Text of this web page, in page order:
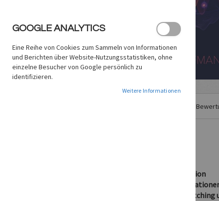
• Abwechslung durch geschickte Manipulation
• Gekonntes Re-Arrangement und
• Loops spannend gestalten mit Timestretching
GOOGLE ANALYTICS
Eine Reihe von Cookies zum Sammeln von Informationen
und Berichten über Website-Nutzungsstatistiken, ohne
einzelne Besucher von Google persönlich zu
identifizieren.
Weitere Informationen